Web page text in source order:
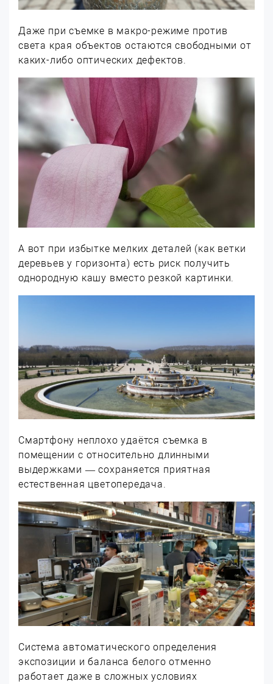
Даже при съемке в макро-режиме против
света края объектов остаются свободными от
каких-либо оптических дефектов.
А вот при избытке мелких деталей (как ветки
деревьев у горизонта) есть риск получить
однородную кашу вместо резкой картинки.
Смартфону неплохо удаётся съемка в
помещении с относительно длинными
выдержками — сохраняется приятная
естественная цветопередача.
Система автоматического определения
экспозиции и баланса белого отменно
работает даже в сложных условиях